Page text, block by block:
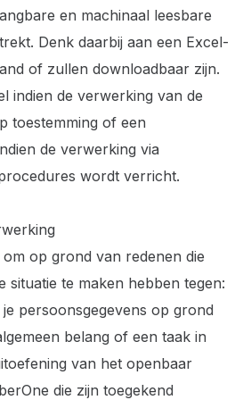
en machinaal leesbare
Denk daarbij aan een Excel-
of zullen downloadbaar zijn.
indien de verwerking van de
toestemming of een
de verwerking via
wordt verricht.
op grond van redenen die
situatie te maken hebben tegen:
persoonsgegevens op grond
belang of een taak in
van het openbaar
die zijn toegekend